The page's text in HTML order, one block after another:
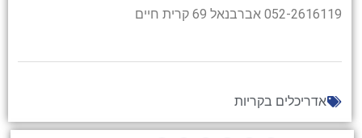
052-2616119 אברבנאל 69 קרית חיים
אדריכלים בקריות